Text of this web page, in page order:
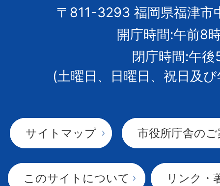
市
章
〒811-3293 福岡県福津市
開庁時間:午前8
閉庁時間:午後
(土曜日、日曜日、祝日及
サイトマップ 市役所庁舎の
このサイトについて リンク・